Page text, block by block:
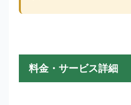
料金・サービス詳細